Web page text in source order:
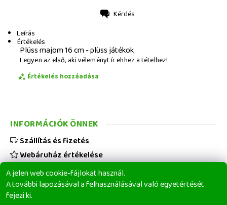
Kérdés
Leírás
Értékelés
Plüss majom 16 cm - plüss játékok
Legyen az első, aki véleményt ír ehhez a tételhez!
Értékelés hozzáadása
A jelen web cookie-fájlokat használ.
A további lapozásával a felhasználásával való egyetértését
fejezi ki.
INFORMÁCIÓK ÖNNEK
Szállítás és fizetés
Webáruház értékelése
Viszonteladóknak
Üzleti feltételek
Elérhetőségeink